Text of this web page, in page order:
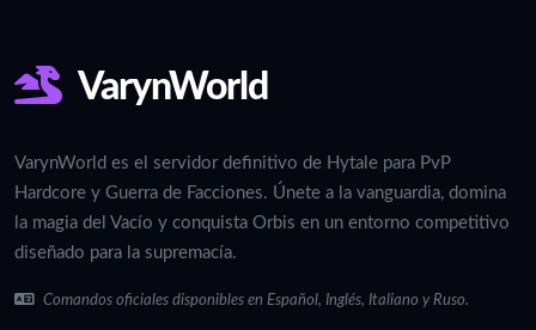
VarynWorld
VarynWorld es el servidor definitivo de Hytale para PvP
Hardcore y Guerra de Facciones. Únete a la vanguardia, domina
la magia del Vacío y conquista Orbis en un entorno competitivo
diseñado para la supremacía.
Comandos oficiales disponibles en Español, Inglés, Italiano y Ruso.